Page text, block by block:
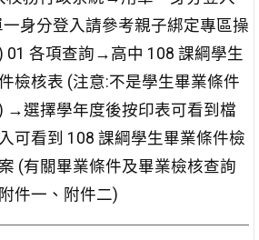
一身分登入請參考親子綁定專區操
01 各項查詢→高中 108 課綱學生
檢核表 (注意:不是學生畢業條件
→選擇學年度後按印表可看到檔
可看到 108 課綱學生畢業條件檢
(有關畢業條件及畢業檢核查詢
件一、附件二)